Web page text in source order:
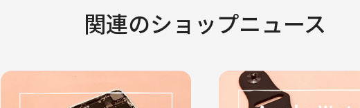
関連のショップニュース